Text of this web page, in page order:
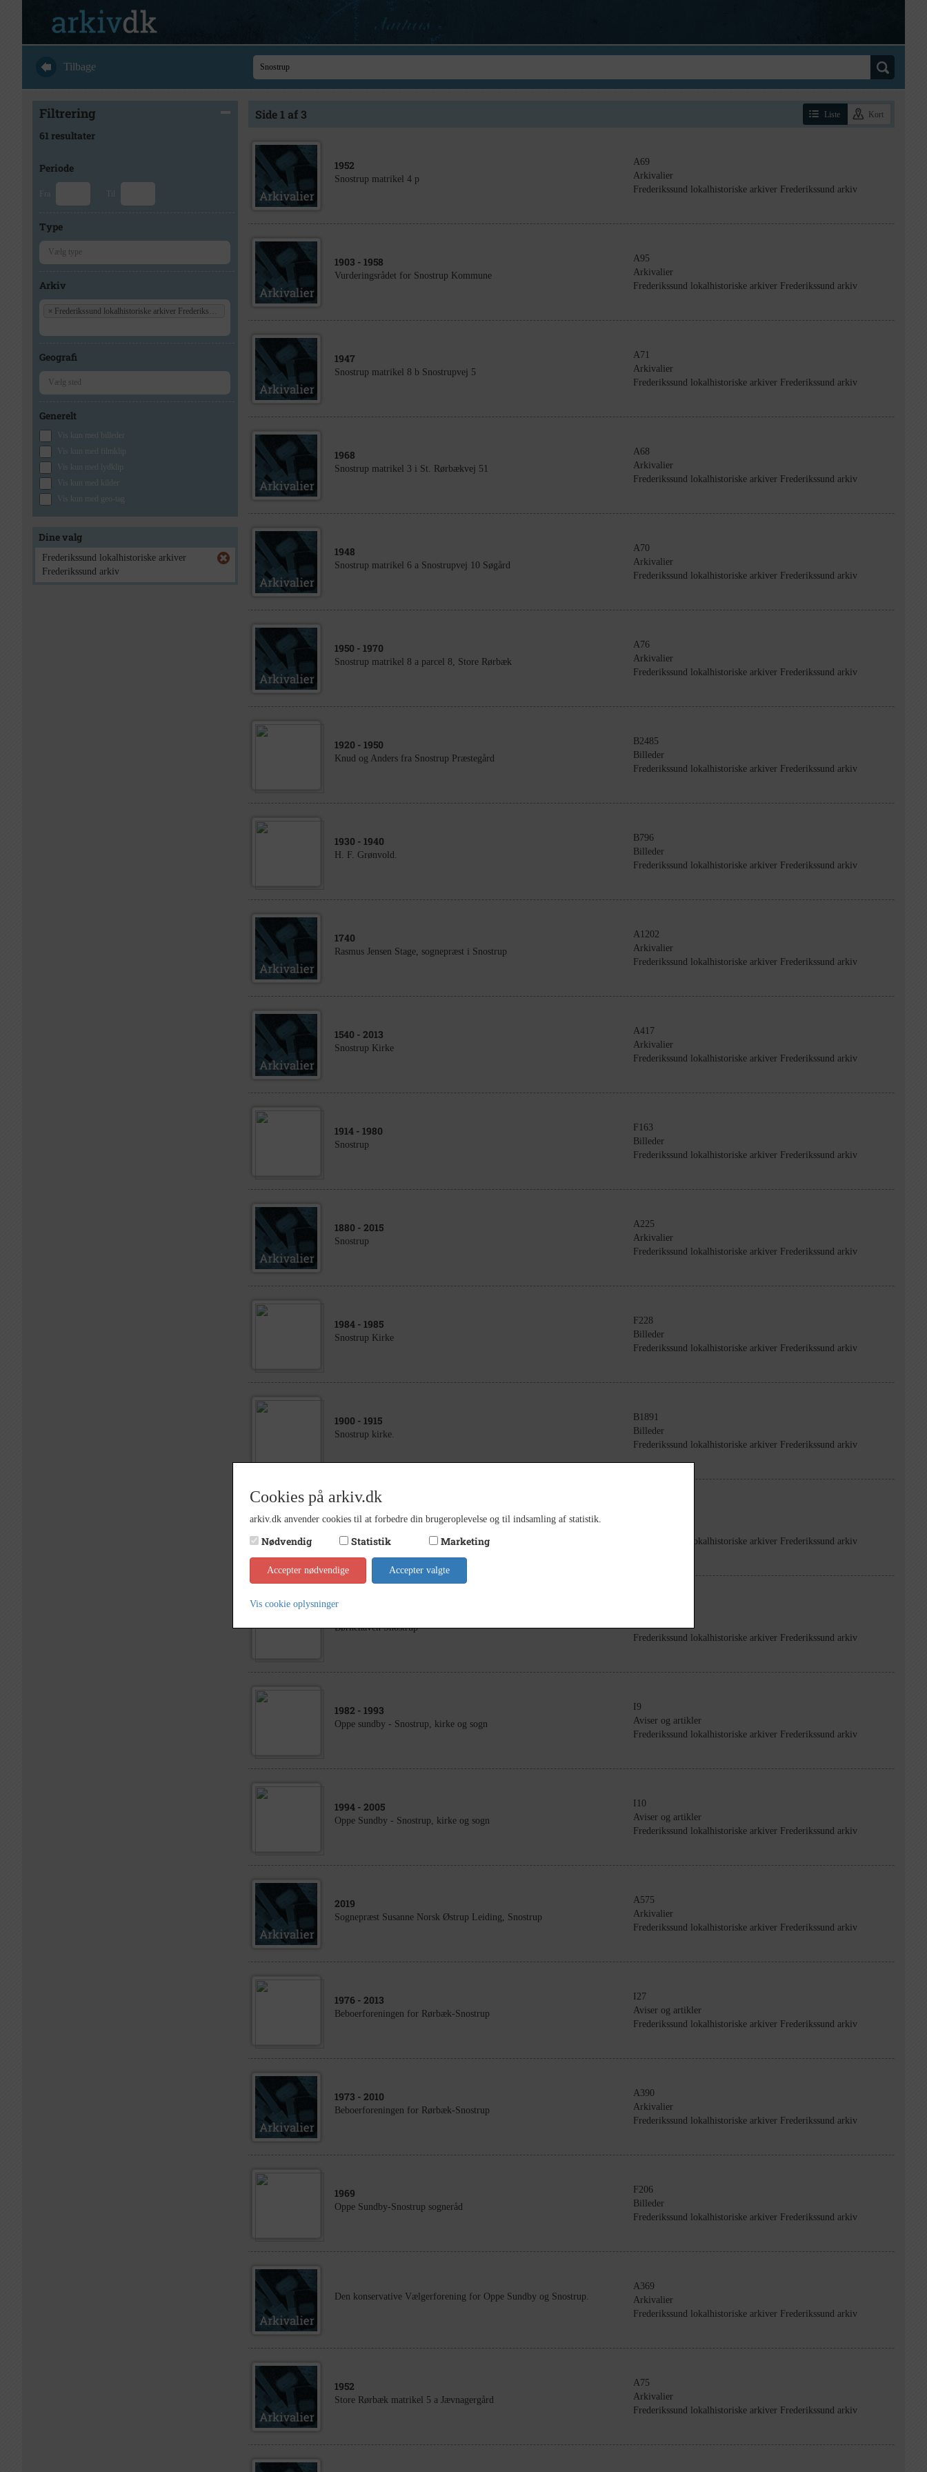
Tilbage
Filtrering
61 resultater
Periode
Fra Til
Type
Arkiv
× Frederikssund lokalhistoriske arkiver Frederikssund arkiv
Geografi
Generelt
Vis kun med billeder
Vis kun med filmklip
Vis kun med lydklip
Vis kun med kilder
Vis kun med geo-tag
Dine valg
Frederikssund lokalhistoriske arkiver
Frederikssund arkiv
Side 1 af 3 Liste Kort
1952
Snostrup matrikel 4 p
A69
Arkivalier
Frederikssund lokalhistoriske arkiver Frederikssund arkiv
1903 - 1958
Vurderingsrådet for Snostrup Kommune
A95
Arkivalier
Frederikssund lokalhistoriske arkiver Frederikssund arkiv
1947
Snostrup matrikel 8 b Snostrupvej 5
A71
Arkivalier
Frederikssund lokalhistoriske arkiver Frederikssund arkiv
1968
Snostrup matrikel 3 i St. Rørbækvej 51
A68
Arkivalier
Frederikssund lokalhistoriske arkiver Frederikssund arkiv
1948
Snostrup matrikel 6 a Snostrupvej 10 Søgård
A70
Arkivalier
Frederikssund lokalhistoriske arkiver Frederikssund arkiv
1950 - 1970
Snostrup matrikel 8 a parcel 8, Store Rørbæk
A76
Arkivalier
Frederikssund lokalhistoriske arkiver Frederikssund arkiv
1920 - 1950
Knud og Anders fra Snostrup Præstegård
B2485
Billeder
Frederikssund lokalhistoriske arkiver Frederikssund arkiv
1930 - 1940
H. F. Grønvold.
B796
Billeder
Frederikssund lokalhistoriske arkiver Frederikssund arkiv
1740
Rasmus Jensen Stage, sognepræst i Snostrup
A1202
Arkivalier
Frederikssund lokalhistoriske arkiver Frederikssund arkiv
1540 - 2013
Snostrup Kirke
A417
Arkivalier
Frederikssund lokalhistoriske arkiver Frederikssund arkiv
1914 - 1980
Snostrup
F163
Billeder
Frederikssund lokalhistoriske arkiver Frederikssund arkiv
1880 - 2015
Snostrup
A225
Arkivalier
Frederikssund lokalhistoriske arkiver Frederikssund arkiv
1984 - 1985
Snostrup Kirke
F228
Billeder
Frederikssund lokalhistoriske arkiver Frederikssund arkiv
1900 - 1915
Snostrup kirke.
B1891
Billeder
Frederikssund lokalhistoriske arkiver Frederikssund arkiv
1972
Frederikssund lokalhistoriske arkiver Frederikssund arkiv
Børnehaven Snostrup
Frederikssund lokalhistoriske arkiver Frederikssund arkiv
1982 - 1993
Oppe sundby - Snostrup, kirke og sogn
I9
Aviser og artikler
Frederikssund lokalhistoriske arkiver Frederikssund arkiv
1994 - 2005
Oppe Sundby - Snostrup, kirke og sogn
I10
Aviser og artikler
Frederikssund lokalhistoriske arkiver Frederikssund arkiv
2019
Sognepræst Susanne Norsk Østrup Leiding, Snostrup
A575
Arkivalier
Frederikssund lokalhistoriske arkiver Frederikssund arkiv
1976 - 2013
Beboerforeningen for Rørbæk-Snostrup
I27
Aviser og artikler
Frederikssund lokalhistoriske arkiver Frederikssund arkiv
1973 - 2010
Beboerforeningen for Rørbæk-Snostrup
A390
Arkivalier
Frederikssund lokalhistoriske arkiver Frederikssund arkiv
1969
Oppe Sundby-Snostrup sogneråd
F206
Billeder
Frederikssund lokalhistoriske arkiver Frederikssund arkiv
Den konservative Vælgerforening for Oppe Sundby og Snostrup.
A369
Arkivalier
Frederikssund lokalhistoriske arkiver Frederikssund arkiv
1952
Store Rørbæk matrikel 5 a Jævnagergård
A75
Arkivalier
Frederikssund lokalhistoriske arkiver Frederikssund arkiv
Cookies på arkiv.dk
arkiv.dk anvender cookies til at forbedre din brugeroplevelse og til indsamling af statistik.
Nødvendig Statistik Marketing
Accepter nødvendige Accepter valgte
Vis cookie oplysninger